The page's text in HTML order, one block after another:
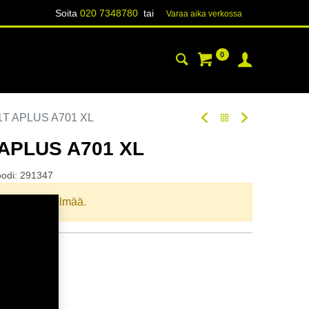
Soita 020 7348780tai Varaa aika verk​​​​ossa
0
APLUS A701 XL
A701 XL
291347
yhdistelmää.